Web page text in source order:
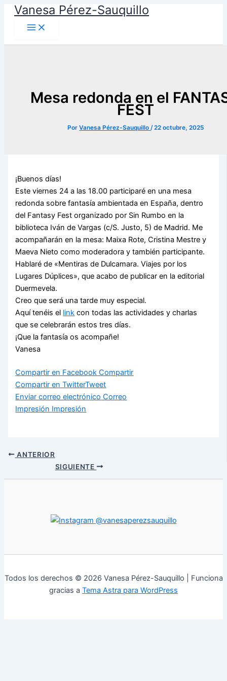
Vanesa Pérez-Sauquillo
Mesa redonda en el
FEST
PorVanesa Pérez-Sauquillo/22 octubre, 2025
¡Buenos días!
Este viernes 24 a las 18.00 participaré en una mesa
redonda sobre fantasía ambientada en España, dentro
del Fantasy Fest organizado por Sin Rumbo en la
biblioteca Iván de Vargas (c/S. Justo, 5) de Madrid. Me
acompañarán en la mesa: Maixa Rote, Cristina Mestre y
Maeva Nieto como moderadora y también participante.
Hablaré de «Mentiras de Dulcamara. Viajes por los
Lugares Dúplices», que acabo de publicar en la editorial
Duermevela.
Creo que será una tarde muy especial.
Aquí tenéis el link con todas las actividades y charlas
que se celebrarán estos tres días.
¡Que la fantasía os acompañe!
Vanesa
Compartir en Facebook Compartir
Compartir en TwitterTweet
Enviar correo electrónico Correo
Impresión Impresión
ANTERIOR
SIGUIENTE
@vanesaperezsauquillo
Todos los derechos © 2026 Vanesa Pérez-Sauquillo | Funciona
gracias a Tema Astra para WordPress